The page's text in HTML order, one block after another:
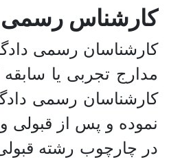
کارشناس رسمی
کارشناسان رسمی
مدارج تجربی یا
کارشناسان رسمی
نموده و پس از قبولی
در چارچوب رشته